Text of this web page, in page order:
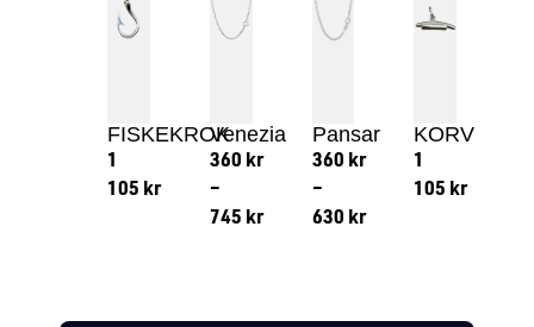
FISKEKROK
1
105 kr
Venezia
360 kr
–
745 kr
Pansar
360 kr
–
630 kr
KORV
1
105 kr